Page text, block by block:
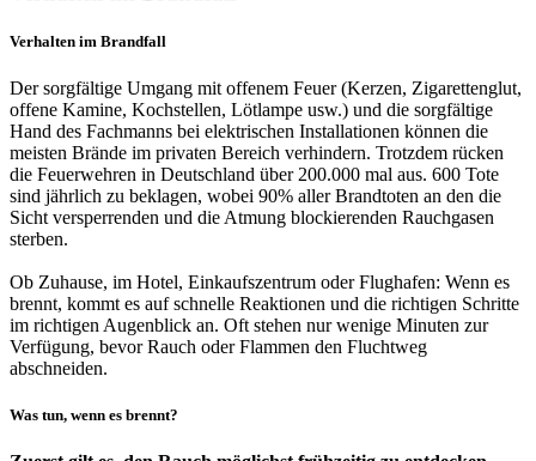
Verhalten im Brandfall
Der sorgfältige Umgang mit offenem Feuer (Kerzen, Zigarettenglut,
offene Kamine, Kochstellen, Lötlampe usw.) und die sorgfältige
Hand des Fachmanns bei elektrischen Installationen können die
meisten Brände im privaten Bereich verhindern. Trotzdem rücken
die Feuerwehren in Deutschland über 200.000 mal aus. 600 Tote
sind jährlich zu beklagen, wobei 90% aller Brandtoten an den die
Sicht versperrenden und die Atmung blockierenden Rauchgasen
sterben.
Ob Zuhause, im Hotel, Einkaufszentrum oder Flughafen: Wenn es
brennt, kommt es auf schnelle Reaktionen und die richtigen Schritte
im richtigen Augenblick an. Oft stehen nur wenige Minuten zur
Verfügung, bevor Rauch oder Flammen den Fluchtweg
abschneiden.
Was tun, wenn es brennt?